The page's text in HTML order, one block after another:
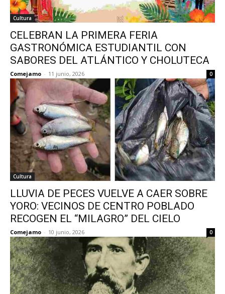
Cultura
CELEBRAN LA PRIMERA FERIA
GASTRONÓMICA ESTUDIANTIL CON
SABORES DEL ATLÁNTICO Y CHOLUTECA
Comejamo - 11 junio, 2026 0
Cultura
LLUVIA DE PECES VUELVE A CAER SOBRE
YORO: VECINOS DE CENTRO POBLADO
RECOGEN EL “MILAGRO” DEL CIELO
Comejamo - 10 junio, 2026 0